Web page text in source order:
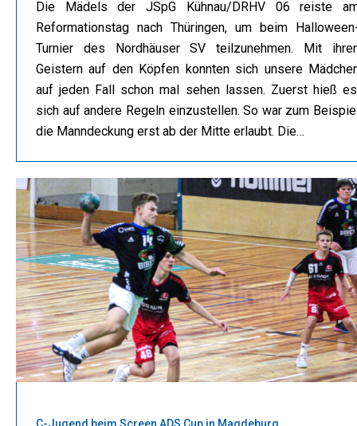
Die Mädels der JSpG Kühnau/DRHV 06 reiste
Reformationstag nach Thüringen, um beim
Turnier des Nordhäuser SV teilzunehmen. Mit
Geistern auf den Köpfen konnten sich unsere
auf jeden Fall schon mal sehen lassen. Zuerst hieß
sich auf andere Regeln einzustellen. So war zum
die Manndeckung erst ab der Mitte erlaubt. Die…